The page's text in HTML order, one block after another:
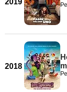
2018